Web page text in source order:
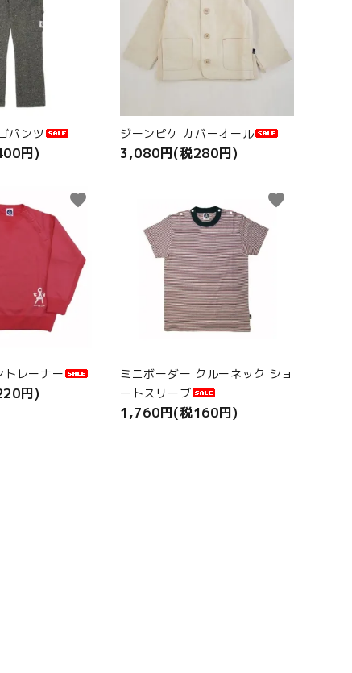
パンツ
円)
ジーンピケ カバーオール
3,080円(税280円)
レーナー
円)
favorite
ミニボーダー クルーネック ショ
ートスリーブ
1,760円(税160円)
favorite